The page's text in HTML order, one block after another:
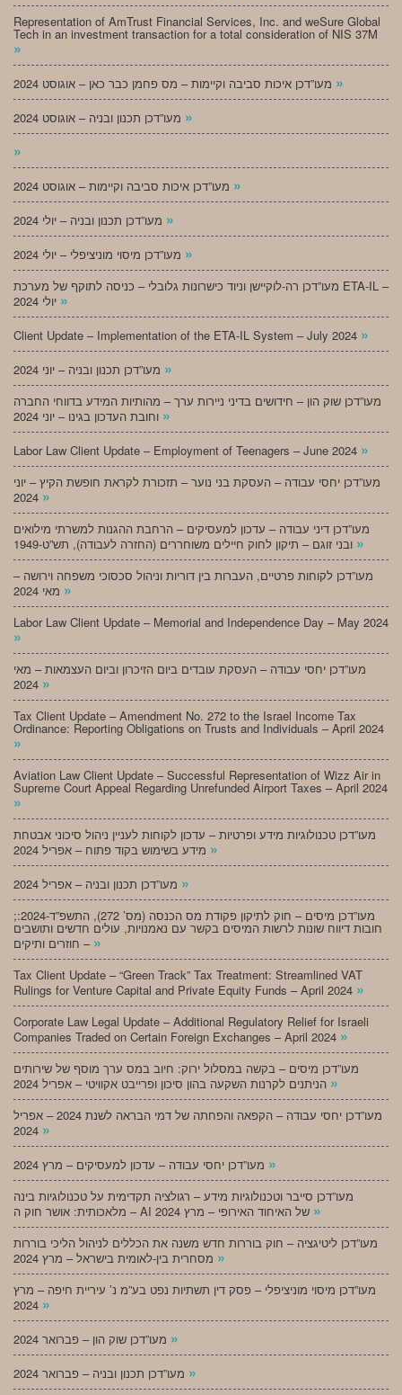
Representation of AmTrust Financial Services, Inc. and weSure Global
Tech in an investment transaction for a total consideration of NIS 37M
»
»
»
»
»
»
»
מעו”דכן רה-לוקיישן וניוד כישרונות גלובלי – כניסה לתוקף של מערכת ETA-IL –
»
Client Update – Implementation of the ETA-IL System – July 2024 »
»
מעו”דכן שוק הון – חידושים בדיני ניירות ערך – מהותיות המידע בדווחי החברה
»
Labor Law Client Update – Employment of Teenagers – June 2024 »
מעו”דכן יחסי עבודה – העסקת בני נוער – תזכורת לקראת חופשת הקיץ – יוני
»
מעו”דכן דיני עבודה – עדכון למעסיקים – הרחבת ההגנות למשרתי מילואים
»
מעו”דכן לקוחות פרטיים, העברות בין דוריות וניהול סכסוכי משפחה וירושה –
»
Labor Law Client Update – Memorial and Independence Day – May 2024
»
מעו”דכן יחסי עבודה – העסקת עובדים ביום הזיכרון וביום העצמאות – מאי
»
Tax Client Update – Amendment No. 272 to the Israel Income Tax
Ordinance: Reporting Obligations on Trusts and Individuals – April 2024
»
Aviation Law Client Update – Successful Representation of Wizz Air in
Supreme Court Appeal Regarding Unrefunded Airport Taxes – April 2024
»
מעו”דכן טכנולוגיות מידע ופרטיות – עדכון לקוחות לעניין ניהול סיכוני אבטחת
»
»
;מעו”דכן מיסים – חוק לתיקון פקודת מס הכנסה (מס’ 272), התשפ”ד-2024:
חובות דיווח שונות לרשות המיסים בקשר עם נאמנויות, עולים חדשים ותושבים
חוזרים ותיקים – »
Tax Client Update – “Green Track” Tax Treatment: Streamlined VAT
Rulings for Venture Capital and Private Equity Funds – April 2024 »
Corporate Law Legal Update – Additional Regulatory Relief for Israeli
Companies Traded on Certain Foreign Exchanges – April 2024 »
מעו”דכן מיסים – בקשה במסלול ירוק: חיוב במס ערך מוסף של שירותים
»
מעו”דכן יחסי עבודה – הקפאה והפחתה של דמי הבראה לשנת 2024 – אפריל
»
»
מעו”דכן סייבר וטכנולוגיות מידע – רגולציה תקדימית על טכנולוגיות בינה
»
מעו”דכן ליטיגציה – חוק בוררות חדש משנה את הכללים לניהול הליכי בוררות
»
מעו”דכן מיסוי מוניציפלי – פסק דין תשתיות נפט בע”מ נ’ עיריית חיפה – מרץ
»
»
»